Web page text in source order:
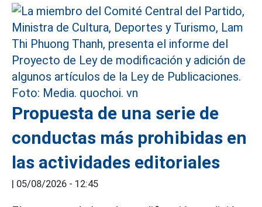
Propuesta de una serie de
conductas más prohibidas en
las actividades editoriales
| 05/08/2026 - 12:45